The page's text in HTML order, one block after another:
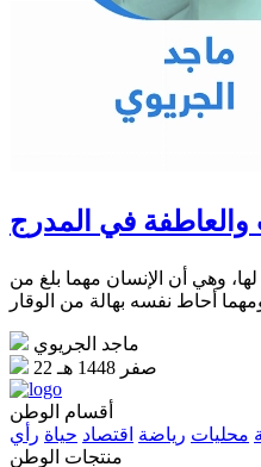
والعاطفة في المدرج
لها، وهي أن الإنسان مهما بلغ من
ماجد الجريوي
22 صفر 1448 هـ
أقسام الوطن
محليات رياضة اقتصاد حياة رأي
منتجات الوطن